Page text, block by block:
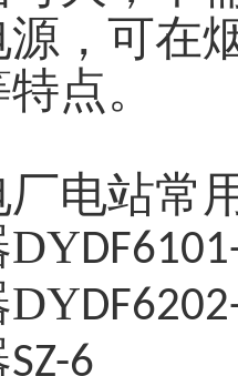
，可在
点。
电站常
DY
DY
SZ-6